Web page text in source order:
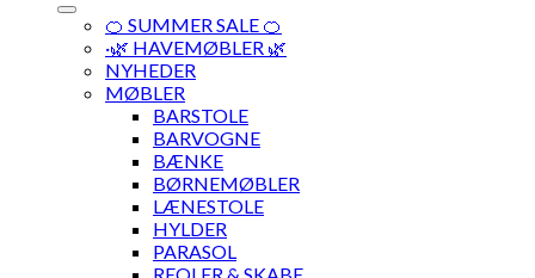
🍊 SUMMER SALE 🍊
·🌿 HAVEMØBLER 🌿
NYHEDER
MØBLER
BARSTOLE
BARVOGNE
BÆNKE
BØRNEMØBLER
LÆNESTOLE
HYLDER
PARASOL